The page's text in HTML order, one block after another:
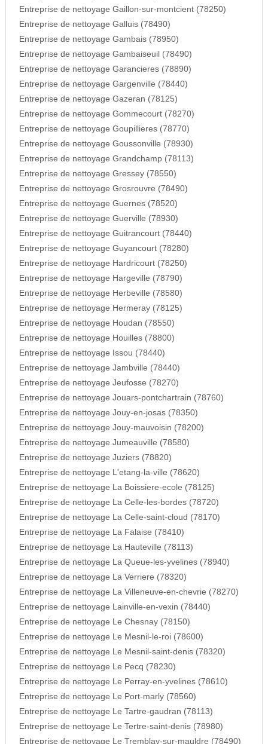
Entreprise de nettoyage Gaillon-sur-montcient (78250)
Entreprise de nettoyage Galluis (78490)
Entreprise de nettoyage Gambais (78950)
Entreprise de nettoyage Gambaiseuil (78490)
Entreprise de nettoyage Garancieres (78890)
Entreprise de nettoyage Gargenville (78440)
Entreprise de nettoyage Gazeran (78125)
Entreprise de nettoyage Gommecourt (78270)
Entreprise de nettoyage Goupillieres (78770)
Entreprise de nettoyage Goussonville (78930)
Entreprise de nettoyage Grandchamp (78113)
Entreprise de nettoyage Gressey (78550)
Entreprise de nettoyage Grosrouvre (78490)
Entreprise de nettoyage Guernes (78520)
Entreprise de nettoyage Guerville (78930)
Entreprise de nettoyage Guitrancourt (78440)
Entreprise de nettoyage Guyancourt (78280)
Entreprise de nettoyage Hardricourt (78250)
Entreprise de nettoyage Hargeville (78790)
Entreprise de nettoyage Herbeville (78580)
Entreprise de nettoyage Hermeray (78125)
Entreprise de nettoyage Houdan (78550)
Entreprise de nettoyage Houilles (78800)
Entreprise de nettoyage Issou (78440)
Entreprise de nettoyage Jambville (78440)
Entreprise de nettoyage Jeufosse (78270)
Entreprise de nettoyage Jouars-pontchartrain (78760)
Entreprise de nettoyage Jouy-en-josas (78350)
Entreprise de nettoyage Jouy-mauvoisin (78200)
Entreprise de nettoyage Jumeauville (78580)
Entreprise de nettoyage Juziers (78820)
Entreprise de nettoyage L'etang-la-ville (78620)
Entreprise de nettoyage La Boissiere-ecole (78125)
Entreprise de nettoyage La Celle-les-bordes (78720)
Entreprise de nettoyage La Celle-saint-cloud (78170)
Entreprise de nettoyage La Falaise (78410)
Entreprise de nettoyage La Hauteville (78113)
Entreprise de nettoyage La Queue-les-yvelines (78940)
Entreprise de nettoyage La Verriere (78320)
Entreprise de nettoyage La Villeneuve-en-chevrie (78270)
Entreprise de nettoyage Lainville-en-vexin (78440)
Entreprise de nettoyage Le Chesnay (78150)
Entreprise de nettoyage Le Mesnil-le-roi (78600)
Entreprise de nettoyage Le Mesnil-saint-denis (78320)
Entreprise de nettoyage Le Pecq (78230)
Entreprise de nettoyage Le Perray-en-yvelines (78610)
Entreprise de nettoyage Le Port-marly (78560)
Entreprise de nettoyage Le Tartre-gaudran (78113)
Entreprise de nettoyage Le Tertre-saint-denis (78980)
Entreprise de nettoyage Le Tremblay-sur-mauldre (78490)